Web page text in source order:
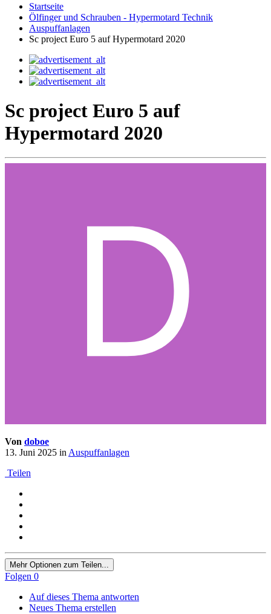
Startseite
Ölfinger und Schrauben - Hypermotard Technik
Auspuffanlagen
Sc project Euro 5 auf Hypermotard 2020
Sc project Euro 5 auf
Hypermotard 2020
Von doboe
13. Juni 2025 inAuspuffanlagen
Teilen
Mehr Optionen zum Teilen...
Folgen 0
Auf dieses Thema antworten
Neues Thema erstellen